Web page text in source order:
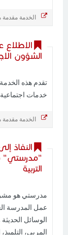
الخدمة
الاطلاع
الشؤون
تقدم هذه
خدمات
الخدمة
النفاذ
"مدرستي"
التربية
مدرستي هو
عمل المدرسة
الوسائل
المربي، التلميذ،